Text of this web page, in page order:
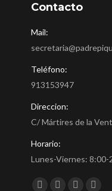
Contacto
Mail:
Teléfono:
913153947
Direccion:
C/ Mártires de la
Horario:
Lunes-Viernes: 8:00-
Encuéntranos en: